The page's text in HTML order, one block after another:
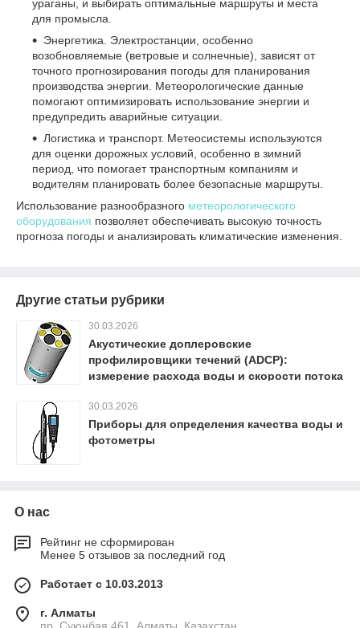
ураганы, и выбирать оптимальные маршруты и места
для промысла.
Энергетика. Электростанции, особенно
возобновляемые (ветровые и солнечные), зависят от
точного прогнозирования погоды для планирования
производства энергии. Метеорологические данные
помогают оптимизировать использование энергии и
предупредить аварийные ситуации.
Логистика и транспорт. Метеосистемы используются
для оценки дорожных условий, особенно в зимний
период, что помогает транспортным компаниям и
водителям планировать более безопасные маршруты.
Использование разнообразного метеорологического
оборудования позволяет обеспечивать высокую точность
прогноза погоды и анализировать климатические изменения.
Другие статьи рубрики
30.03.2026
Акустические доплеровские
профилировщики течений (ADCP):
измерение расхода воды и скорости потока
30.03.2026
Приборы для определения качества воды и
фотометры
О нас
Рейтинг не сформирован
Менее 5 отзывов за последний год
Работает с 10.03.2013
г. Алматы
пр. Суюнбая 461, Алматы, Казахстан